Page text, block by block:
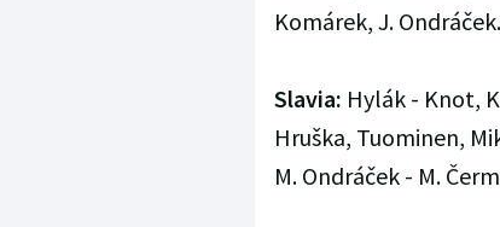
Komárek, J.
Slavia: Hylák - Knot,
Hruška, Tuominen,
M. Ondráček - M.